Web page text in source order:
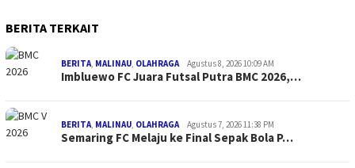
BERITA TERKAIT
BERITA MALINAU OLAHRAGA Agustus 8, 2026 10:09 AM
Imbluewo FC Juara Futsal Putra BMC 2026,…
BERITA MALINAU OLAHRAGA Agustus 7, 2026 11:38 PM
Semaring FC Melaju ke Final Sepak Bola P…